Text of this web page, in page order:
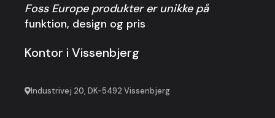
Foss Europe produkter er unikke på
funktion, design og pris
Kontor i Vissenbjerg
Industrivej 20, DK-5492 Vissenbjerg